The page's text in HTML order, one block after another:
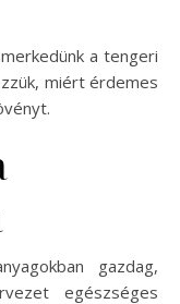
a tengeri
miért érdemes
gazdag,
egészséges